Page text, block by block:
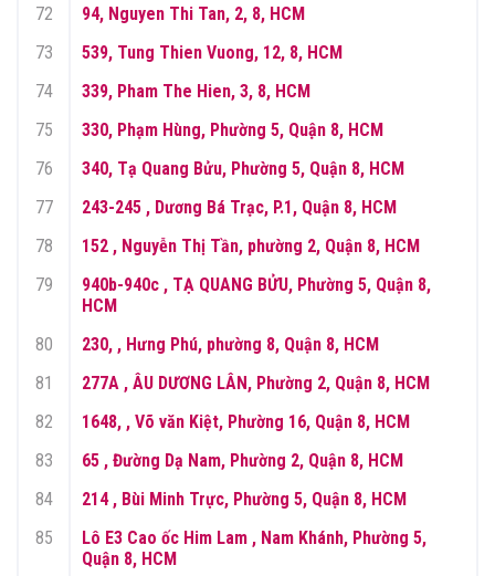
72
94, Nguyen Thi Tan, 2, 8, HCM
73
539, Tung Thien Vuong, 12, 8, HCM
74
339, Pham The Hien, 3, 8, HCM
75
330, Phạm Hùng, Phường 5, Quận 8, HCM
76
340, Tạ Quang Bửu, Phường 5, Quận 8, HCM
77
243-245 , Dương Bá Trạc, P.1, Quận 8, HCM
78
152 , Nguyễn Thị Tần, phường 2, Quận 8, HCM
79
940b-940c , TẠ QUANG BỬU, Phường 5, Quận 8,
HCM
80
230, , Hưng Phú, phường 8, Quận 8, HCM
81
277A , ÂU DƯƠNG LÂN, Phường 2, Quận 8, HCM
82
1648, , Võ văn Kiệt, Phường 16, Quận 8, HCM
83
65 , Đường Dạ Nam, Phường 2, Quận 8, HCM
84
214 , Bùi Minh Trực, Phường 5, Quận 8, HCM
85
Lô E3 Cao ốc Him Lam , Nam Khánh, Phường 5,
Quận 8, HCM